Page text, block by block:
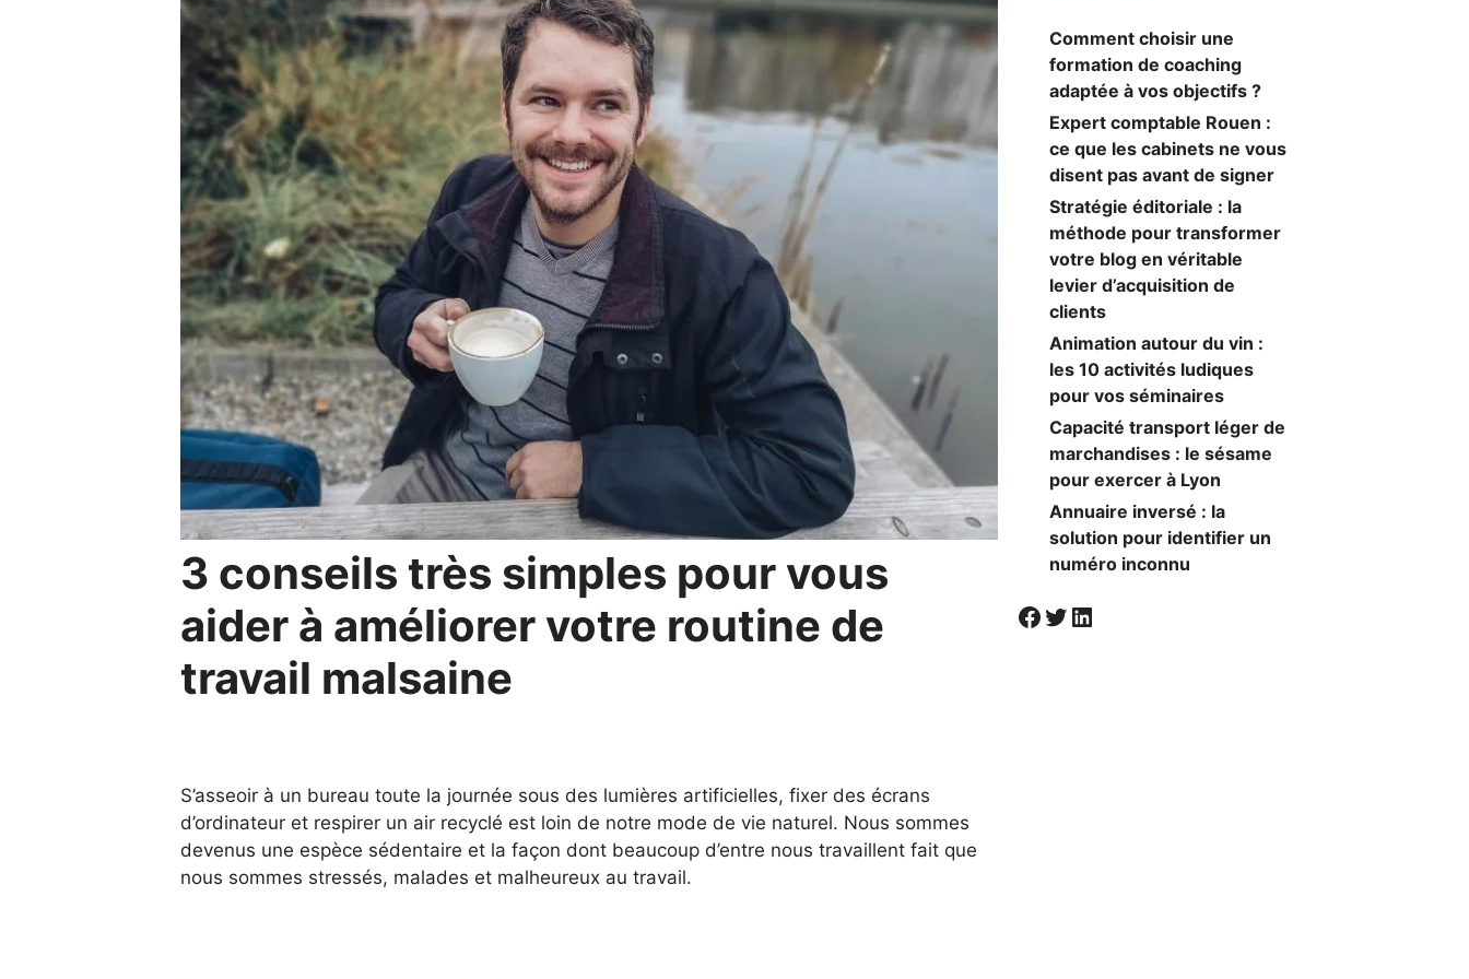
3 conseils très simples pour vous
aider à améliorer votre routine de
travail malsaine
S’asseoir à un bureau toute la journée sous des lumières artificielles, fixer des écrans
d’ordinateur et respirer un air recyclé est loin de notre mode de vie naturel. Nous sommes
devenus une espèce sédentaire et la façon dont beaucoup d’entre nous travaillent fait que
nous sommes stressés, malades et malheureux au travail.
Comment choisir une
formation de coaching
adaptée à vos objectifs ?
Expert comptable Rouen :
ce que les cabinets ne vous
disent pas avant de signer
Stratégie éditoriale : la
méthode pour transformer
votre blog en véritable
levier d’acquisition de
clients
Animation autour du vin :
les 10 activités ludiques
pour vos séminaires
Capacité transport léger de
marchandises : le sésame
pour exercer à Lyon
Annuaire inversé : la
solution pour identifier un
numéro inconnu
Visiter la page Facebook de Societal
Twitter
LinkedIn